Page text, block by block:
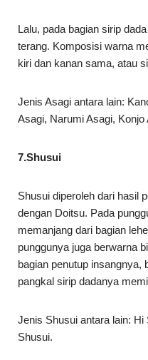
Lalu, pada bagian sirip
terang. Komposisi warna
kiri dan kanan sama, atau
Jenis Asagi antara lain:
Asagi, Narumi Asagi, Konjo
7.Shusui
Shusui diperoleh dari hasil
dengan Doitsu. Pada
memanjang dari bagian
punggunya juga berwarna
bagian penutup insangnya,
pangkal sirip dadanya
Jenis Shusui antara lain:
Shusui.